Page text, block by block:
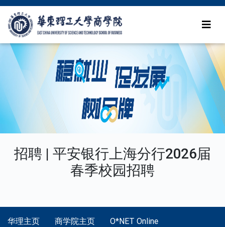
招聘 | 平安银行上海分行2026届
春季校园招聘
华理主页 商学院主页
O*NET Online